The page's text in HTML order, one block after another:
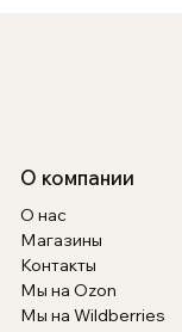
О компании
О нас
Магазины
Контакты
Мы на Ozon
Мы на Wildberries